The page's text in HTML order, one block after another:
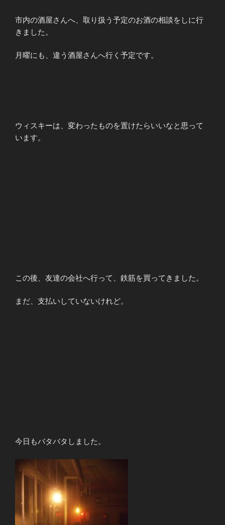
市内の酒屋さんへ、取り扱う予定のお酒の相談をしに行
きました。
月曜にも、違う酒屋さんへ行く予定です。
ウィスキーは、変わったものを置けたらいいなと思って
います。
この後、友達の会社へ行って、鉄筋を買ってきました。
まだ、支払いしていないけれど。
今日もバタバタしました。